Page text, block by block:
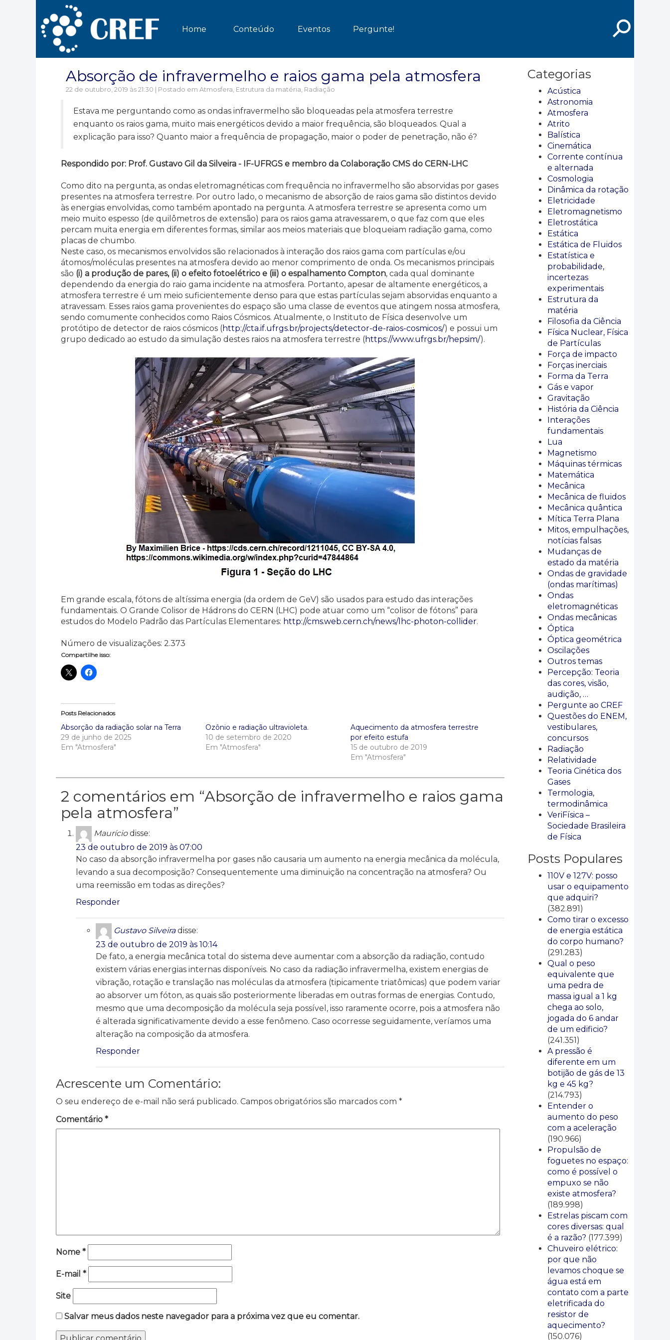
⚲
Home Conteúdo Eventos Pergunte!
Absorção de infravermelho e raios gama pela atmosfera
22 de outubro, 2019 às 21:30 | Postado em Atmosfera, Estrutura da matéria, Radiação
Estava me perguntando como as ondas infravermelho são bloqueadas pela atmosfera terrestre
enquanto os raios gama, muito mais energéticos devido a maior frequência, são bloqueados. Qual a
explicação para isso? Quanto maior a frequência de propagação, maior o poder de penetração, não é?
Respondido por: Prof. Gustavo Gil da Silveira - IF-UFRGS e membro da Colaboração CMS do CERN-LHC
Como dito na pergunta, as ondas eletromagnéticas com frequência no infravermelho são absorvidas por gases
presentes na atmosfera terrestre. Por outro lado, o mecanismo de absorção de raios gama são distintos devido
às energias envolvidas, como também apontado na pergunta. A atmosfera terrestre se apresenta como um
meio muito espesso (de quilômetros de extensão) para os raios gama atravessarem, o que faz com que eles
percam muita energia em diferentes formas, similar aos meios materiais que bloqueiam radiação gama, como
placas de chumbo.
Neste caso, os mecanismos envolvidos são relacionados à interação dos raios gama com partículas e/ou
átomos/moléculas presentes na atmosfera devido ao menor comprimento de onda. Os mecanismos principais
são (i) a produção de pares, (ii) o efeito fotoelétrico e (iii) o espalhamento Compton, cada qual dominante
dependendo da energia do raio gama incidente na atmosfera. Portanto, apesar de altamente energéticos, a
atmosfera terrestre é um meio suficientemente denso para que estas partículas sejam absorvidas enquanto a
atravessam. Esses raios gama provenientes do espaço são uma classe de eventos que atingem nossa atmosfera,
sendo comumente conhecidos como Raios Cósmicos. Atualmente, o Instituto de Física desenvolve um
protótipo de detector de raios cósmicos (http://cta.if.ufrgs.br/projects/detector-de-raios-cosmicos/) e possui um
grupo dedicado ao estudo da simulação destes raios na atmosfera terrestre (https://www.ufrgs.br/hepsim/).
Em grande escala, fótons de altíssima energia (da ordem de GeV) são usados para estudo das interações
fundamentais. O Grande Colisor de Hádrons do CERN (LHC) pode atuar como um “colisor de fótons” para
estudos do Modelo Padrão das Partículas Elementares: http://cms.web.cern.ch/news/lhc-photon-collider.
Número de visualizações: 2.373
Compartilhe isso:
Posts Relacionados
Absorção da radiação solar na Terra
29 de junho de 2025
Em "Atmosfera"
Ozônio e radiação ultravioleta.
10 de setembro de 2020
Em "Atmosfera"
Aquecimento da atmosfera terrestre
por efeito estufa
15 de outubro de 2019
Em "Atmosfera"
2 comentários em “Absorção de infravermelho e raios gama
pela atmosfera”
Maurício disse:
23 de outubro de 2019 às 07:00
No caso da absorção infravermelha por gases não causaria um aumento na energia mecânica da molécula,
levando a sua decomposição? Consequentemente uma diminuição na concentração na atmosfera? Ou
uma reemissão em todas as direções?
Responder
Gustavo Silveira disse:
23 de outubro de 2019 às 10:14
De fato, a energia mecânica total do sistema deve aumentar com a absorção da radiação, contudo
existem várias energias internas disponíveis. No caso da radiação infravermelha, existem energias de
vibração, rotação e translação nas moléculas da atmosfera (tipicamente triatômicas) que podem variar
ao absorver um fóton, as quais são posteriormente liberadas em outras formas de energias. Contudo,
mesmo que uma decomposição da molécula seja possível, isso raramente ocorre, pois a atmosfera não
é alterada significativamente devido a esse fenômeno. Caso ocorresse seguidamente, veríamos uma
alteração na composição da atmosfera.
Responder
Acrescente um Comentário:
O seu endereço de e-mail não será publicado. Campos obrigatórios são marcados com *
Comentário *
Nome *
E-mail *
Site
Salvar meus dados neste navegador para a próxima vez que eu comentar.
Categorias
Acústica
Astronomia
Atmosfera
Atrito
Balística
Cinemática
Corrente contínua
e alternada
Cosmologia
Dinâmica da rotação
Eletricidade
Eletromagnetismo
Eletrostática
Estática
Estática de Fluidos
Estatística e
probabilidade,
incertezas
experimentais
Estrutura da
matéria
Filosofia da Ciência
Física Nuclear, Física
de Partículas
Força de impacto
Forças inerciais
Forma da Terra
Gás e vapor
Gravitação
História da Ciência
Interações
fundamentais
Lua
Magnetismo
Máquinas térmicas
Matemática
Mecânica
Mecânica de fluidos
Mecânica quântica
Mítica Terra Plana
Mitos, empulhações,
notícias falsas
Mudanças de
estado da matéria
Ondas de gravidade
(ondas marítimas)
Ondas
eletromagnéticas
Ondas mecânicas
Óptica
Óptica geométrica
Oscilações
Outros temas
Percepção: Teoria
das cores, visão,
audição, …
Pergunte ao CREF
Questões do ENEM,
vestibulares,
concursos
Radiação
Relatividade
Teoria Cinética dos
Gases
Termologia,
termodinâmica
VeriFísica –
Sociedade Brasileira
de Física
Posts Populares
110V e 127V: posso
usar o equipamento
que adquiri?
(382.891)
Como tirar o excesso
de energia estática
do corpo humano?
(291.283)
Qual o peso
equivalente que
uma pedra de
massa igual a 1 kg
chega ao solo,
jogada do 6 andar
de um edificio?
(241.351)
A pressão é
diferente em um
botijão de gás de 13
kg e 45 kg?
(214.793)
Entender o
aumento do peso
com a aceleração
(190.966)
Propulsão de
foguetes no espaço:
como é possível o
empuxo se não
existe atmosfera?
(189.998)
Estrelas piscam com
cores diversas: qual
é a razão? (177.399)
Chuveiro elétrico:
por que não
levamos choque se
água está em
contato com a parte
eletrificada do
resistor de
aquecimento?
(150.076)